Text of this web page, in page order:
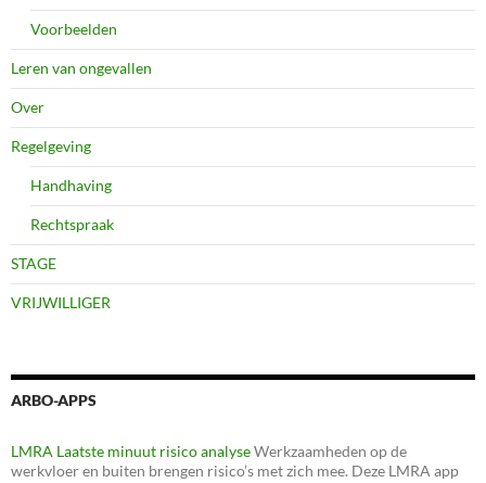
Voorbeelden
Leren van ongevallen
Over
Regelgeving
Handhaving
Rechtspraak
STAGE
VRIJWILLIGER
ARBO-APPS
LMRA Laatste minuut risico analyseWerkzaamheden op de
werkvloer en buiten brengen risico’s met zich mee. Deze LMRA app